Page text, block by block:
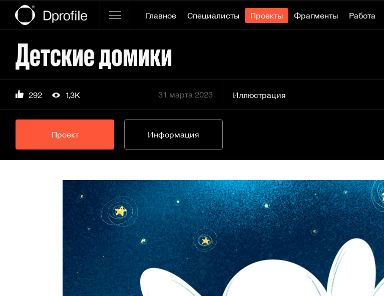
Главное Специалисты Проекты Фрагменты Работа
Детские домики
292 1,3K 31 марта 2023 Иллюстрация
Проект Информация